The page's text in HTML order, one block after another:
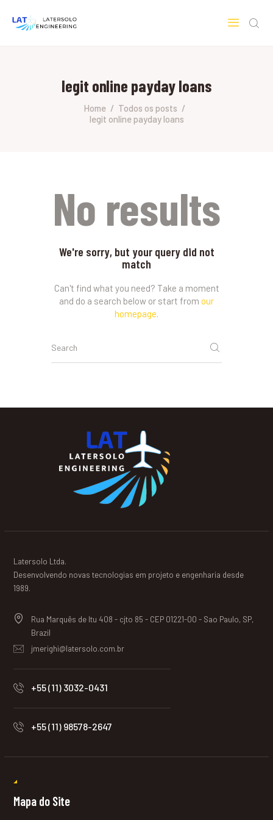
legit online payday loans
Home
Todos os posts
legit online payday loans
HOME
SOBRE A LATERSOLO
ENGINEERING
No results
We're sorry, but your query did not
match
Can't find what you need? Take a moment
and do a search below or start from our
homepage.
Latersolo Ltda.
Desenvolvendo novas tecnologias em projeto e engenharia desde
1989.
Rua Marquês de Itu 408 - cjto 85 - CEP 01221-00 - Sao Paulo, SP,
Brazil
jmerighi@latersolo.com.br
+55 (11) 3032-0431
+55 (11) 98578-2647
Mapa do Site